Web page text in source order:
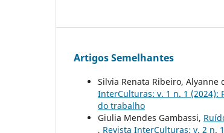
Artigos Semelhantes
Silvia Renata Ribeiro, Alyanne
InterCulturas: v. 1 n. 1
do trabalho
Giulia Mendes Gambassi,
, Revista InterCulturas: v. 2 n.